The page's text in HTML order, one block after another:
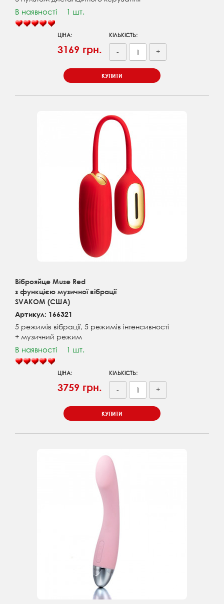
В наявності 1 шт.
ЦІНА:
3169 грн.
КІЛЬКІСТЬ:
- +
КУПИТИ
Віброяйце Muse Red
з функцією музичної вібрації
SVAKOM (США)
Артикул: 166321
5 режимів вібрації, 5 режимів інтенсивності
+ музичний режим
В наявності 1 шт.
ЦІНА:
3759 грн.
КІЛЬКІСТЬ:
- +
КУПИТИ